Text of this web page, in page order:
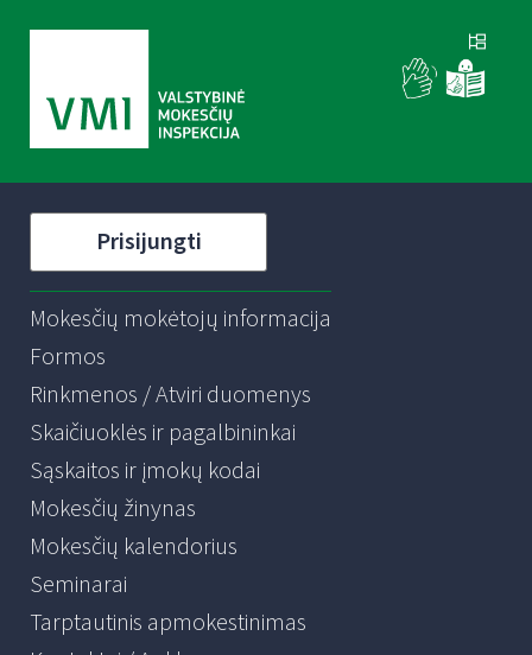
Prisijungti
Mokesčių mokėtojų informacija
Formos
Rinkmenos / Atviri duomenys
Skaičiuoklės ir pagalbininkai
Sąskaitos ir įmokų kodai
Mokesčių žinynas
Mokesčių kalendorius
Seminarai
Tarptautinis apmokestinimas